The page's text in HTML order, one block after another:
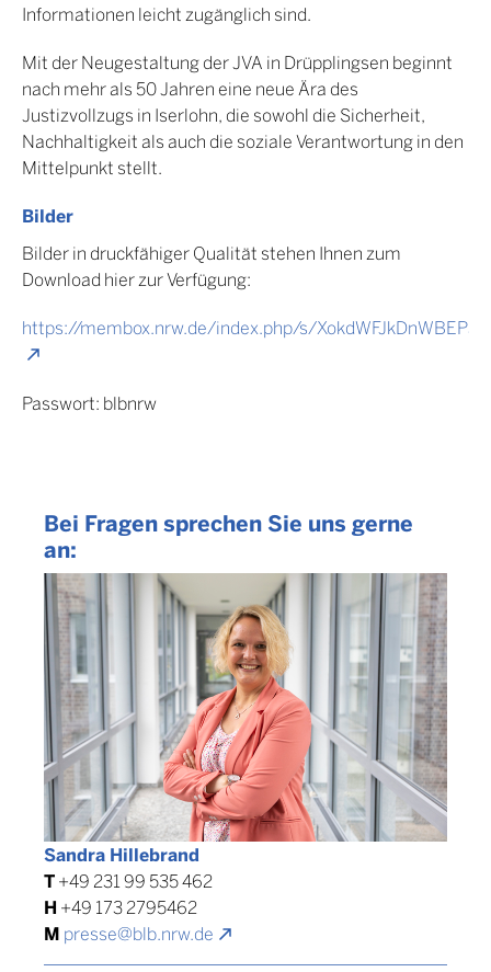
Informationen leicht zugänglich sind.
Mit der Neugestaltung der JVA in Drüpplingsen beginnt
nach mehr als 50 Jahren eine neue Ära des
Justizvollzugs in Iserlohn, die sowohl die Sicherheit,
Nachhaltigkeit als auch die soziale Verantwortung in den
Mittelpunkt stellt.
Bilder
Bilder in druckfähiger Qualität stehen Ihnen zum
Download hier zur Verfügung:
https://membox.nrw.de/index.php/s/XokdWFJkDnWBEP3
Passwort: blbnrw
Bei Fragen sprechen Sie uns gerne
an:
Sandra Hillebrand
T+49 231 99 535 462
H +49 173 2795462
M presse@blb.nrw.de